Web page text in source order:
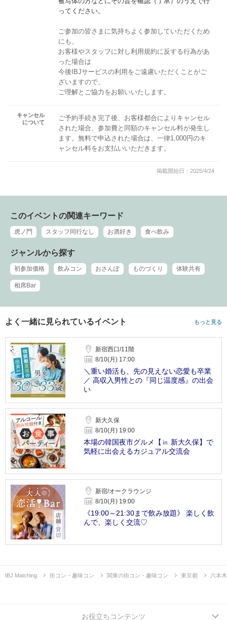
ってください。
ご参加の皆さまに気持ちよく参加していただくため
にも、
お客様やスタッフに対し利用規約に反する行為があ
った場合は
今後IBJサービスの利用をご遠慮いただくことがご
ざいますので、
ご理解とご協力をお願いいたします。
キャンセル
について
ご予約手続き完了後、お客様都合によりキャンセル
された場合、参加費と同額のキャンセル料が発生し
ます。無料で申込された場合は、一律1,000円のキ
ャンセル料をお支払いいただきます。
掲載開始日：2025/4/24
このイベントの関連キーワード
虎ノ門 スタッフ同行なし お酒好き 食べ飲み
ジャンルから探す
初参加価格 飲みコン おさんぽ ものづくり 体験共有
相席Bar
よく一緒に見られているイベント もっと見る
新宿西口/11階
8/10(月) 17:00
＼重い婚活も、先の見えない恋愛も卒業
／ 高収入男性との『同じ温度感』の出会
い
新大久保
8/10(月) 19:00
本場の韓国夜市グルメ【㏌ 新大久保】で
気軽に出会えるカジュアル交流会
新宿/オークラウンジ
8/10(月) 19:00
《19:00～21:30まで飲み放題》 楽しく飲
んで、楽しく交流♡
IBJ Matching 街コン・趣味コン 関東の街コン・趣味コン 東京都 六本木
お役立ちコンテンツ